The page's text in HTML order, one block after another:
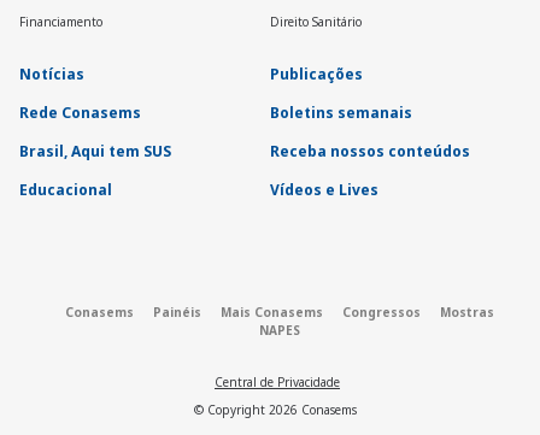
Financiamento Direito Sanitário
Notícias
Rede Conasems
Brasil, Aqui tem SUS
Educacional
Publicações
Boletins semanais
Receba nossos conteúdos
Vídeos e Lives
Conasems Painéis Mais Conasems Congressos
Mostras
NAPES
Central de Privacidade
© Copyright 2026 Conasems